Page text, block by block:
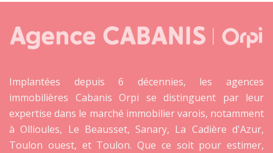
Implantées depuis 6 décennies, les agences
immobilières Cabanis Orpi se distinguent par leur
expertise dans le marché immobilier varois, notamment
à Ollioules, Le Beausset, Sanary, La Cadière d'Azur,
Toulon ouest, et Toulon. Que ce soit pour estimer,